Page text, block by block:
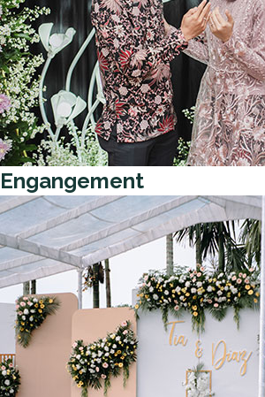
Engangement